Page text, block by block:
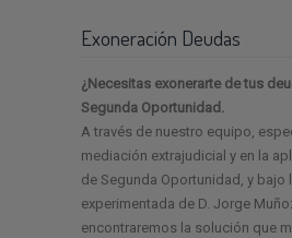
Exoneración Deudas
¿Necesitas exonerarte de tus
Segunda Oportunidad.
A través de nuestro equipo,
mediación extrajudicial y en la
de Segunda Oportunidad, y bajo
experimentada de D. Jorge
encontraremos la solución que